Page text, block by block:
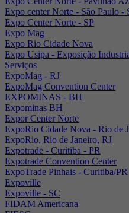
Expo center Norte - São Paulo -
Expo Center Norte - SP
Expo Mag
Expo Rio Cidade Nova
Expo Usipa - Exposição
Serviços
ExpoMag - RJ
ExpoMag Convention Center
EXPOMINAS - BH
Expominas BH
Expor Center Norte
ExpoRio Cidade Nova - Rio de
ExpoRio, Rio de Janeiro, RJ
Expotrade - Curitiba - PR
Expotrade Convention Center
ExpoTrade Pinhais - Curitiba/PR
Expoville
Expoville - SC
FIDAM Americana